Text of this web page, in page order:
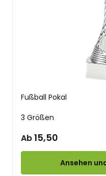
Fußball Pokal
3 Größen
Ab15,50
Ansehen